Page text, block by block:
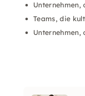
Teams, die